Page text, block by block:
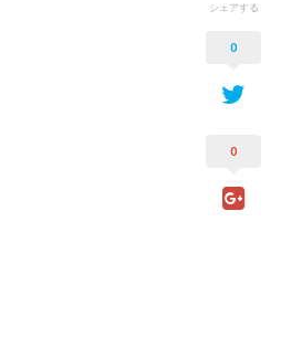
シェアする
0
0